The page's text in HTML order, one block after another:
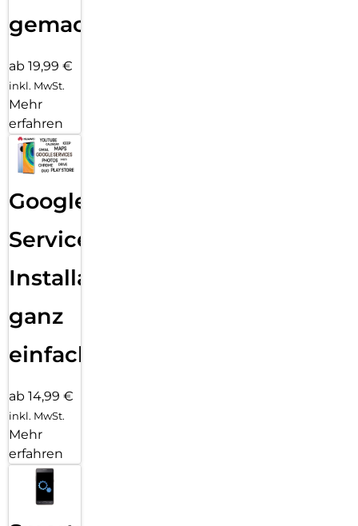
gemacht!
ab 19,99 €
inkl. MwSt.
Mehr
erfahren
Google
Services
Installation
ganz
einfach
ab 14,99 €
inkl. MwSt.
Mehr
erfahren